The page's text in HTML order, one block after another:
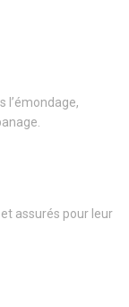
l’émondage,
assurés pour leur